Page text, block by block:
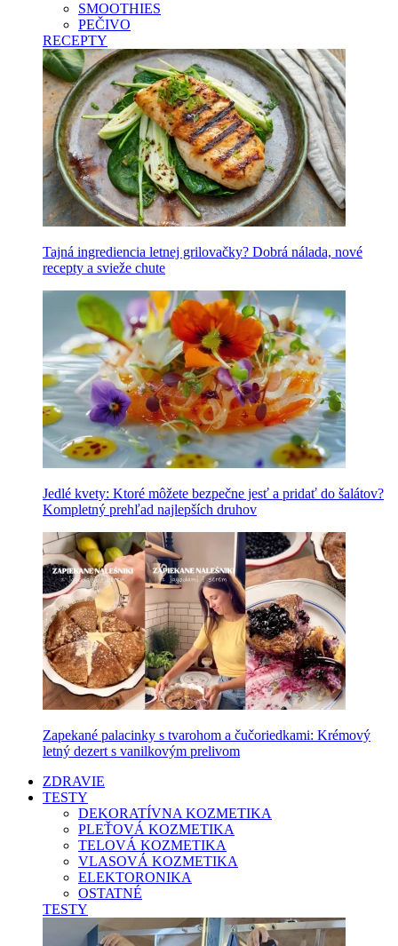
SMOOTHIES
PEČIVO
RECEPTY
Tajná ingrediencia letnej grilovačky? Dobrá nálada, nové
recepty a svieže chute
Jedlé kvety: Ktoré môžete bezpečne jesť a pridať do šalátov?
Kompletný prehľad najlepších druhov
Zapekané palacinky s tvarohom a čučoriedkami: Krémový
letný dezert s vanilkovým prelivom
ZDRAVIE
TESTY
DEKORATÍVNA KOZMETIKA
PLEŤOVÁ KOZMETIKA
TELOVÁ KOZMETIKA
VLASOVÁ KOZMETIKA
ELEKTORONIKA
OSTATNÉ
TESTY